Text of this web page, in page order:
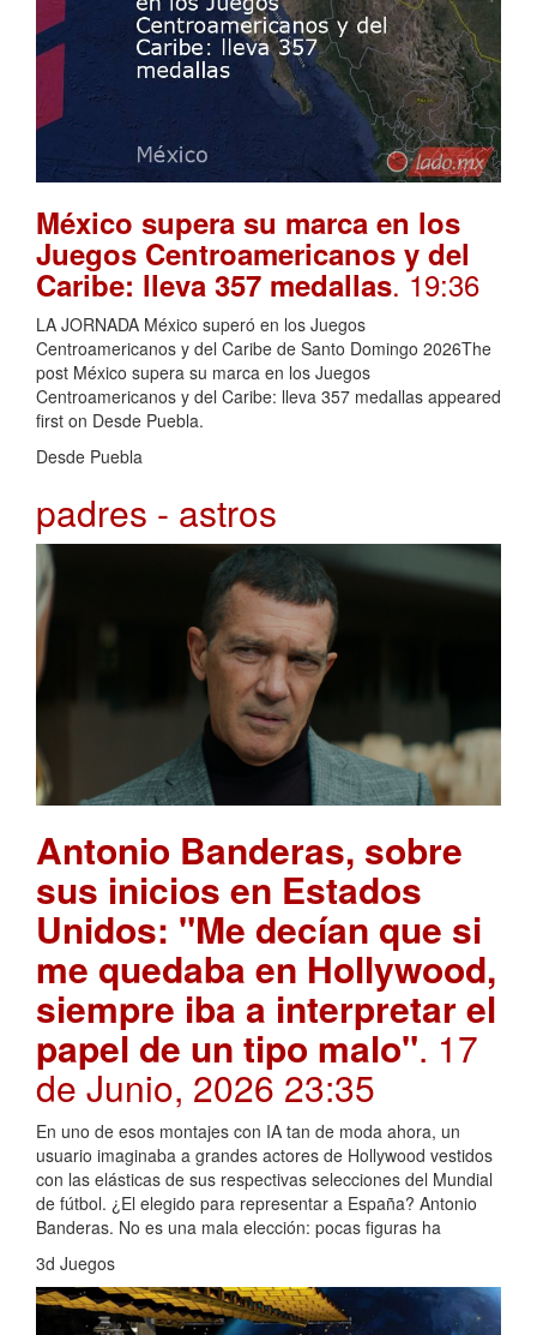
México supera su marca en los
Juegos Centroamericanos y del
Caribe: lleva 357 medallas. 19:36
LA JORNADA México superó en los Juegos
Centroamericanos y del Caribe de Santo Domingo 2026The
post México supera su marca en los Juegos
Centroamericanos y del Caribe: lleva 357 medallas appeared
first on Desde Puebla.
Desde Puebla
padres - astros
Antonio Banderas, sobre
sus inicios en Estados
Unidos: "Me decían que si
me quedaba en Hollywood,
siempre iba a interpretar el
papel de un tipo malo". 17
de Junio, 2026 23:35
En uno de esos montajes con IA tan de moda ahora, un
usuario imaginaba a grandes actores de Hollywood vestidos
con las elásticas de sus respectivas selecciones del Mundial
de fútbol. ¿El elegido para representar a España? Antonio
Banderas. No es una mala elección: pocas figuras ha
3d Juegos